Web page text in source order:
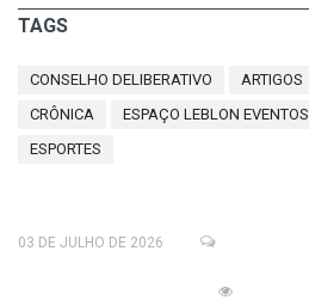
TAGS
CONSELHO DELIBERATIVO ARTIGOS
CRÔNICA
ESPAÇO LEBLON EVENTOS
ESPORTES
03 DE JULHO DE 2026